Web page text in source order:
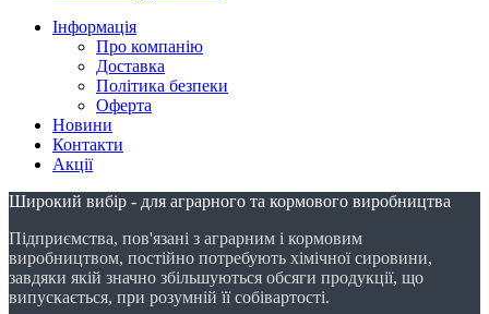
Інформація
Про компанію
Доставка
Політика безпеки
Оферта
Новини
Контакти
Акції
Широкий вибір - для аграрного та кормового виробництва
Підприємства, пов'язані з аграрним і кормовим
виробництвом, постійно потребують хімічної сировини,
завдяки якій значно збільшуються обсяги продукції, що
випускається, при розумній її собівартості.